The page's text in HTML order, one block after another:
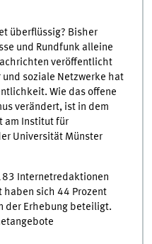
überflüssig? Bisher
und Rundfunk alleine
veröffentlicht
soziale Netzwerke hat
Wie das offene
verändert, ist in dem
am Institut für
Universität Münster
Internetredaktionen
haben sich 44 Prozent
der Erhebung beteiligt.